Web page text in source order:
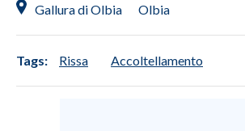
Gallura di Olbia Olbia
Tags: Rissa Accoltellamento